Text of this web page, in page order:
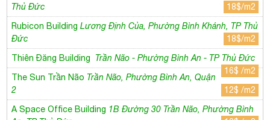
Thủ Đức
18$/m2
Rubicon Building Lương Định Của, Phường Bình Khánh, TP Thủ
Đức
18$/m2
Thiên Đăng Building Trần Não - Phường Bình An - TP Thủ Đức
16$ /m2
The Sun Trần Não Trần Não, Phường Bình An, Quận
2
12$ /m2
A Space Office Building 1B Đường 30 Trần Não, Phường Bình